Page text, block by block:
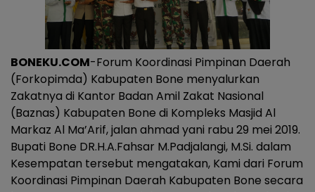
BONEKU.COM-Forum Koordinasi Pimpinan Daerah
(Forkopimda) Kabupaten Bone menyalurkan
Zakatnya di Kantor Badan Amil Zakat Nasional
(Baznas) Kabupaten Bone di Kompleks Masjid Al
Markaz Al Ma’Arif, jalan ahmad yani rabu 29 mei 2019.
Bupati Bone DR.H.A.Fahsar M.Padjalangi, M.Si. dalam
Kesempatan tersebut mengatakan, Kami dari Forum
Koordinasi Pimpinan Daerah Kabupaten Bone secara